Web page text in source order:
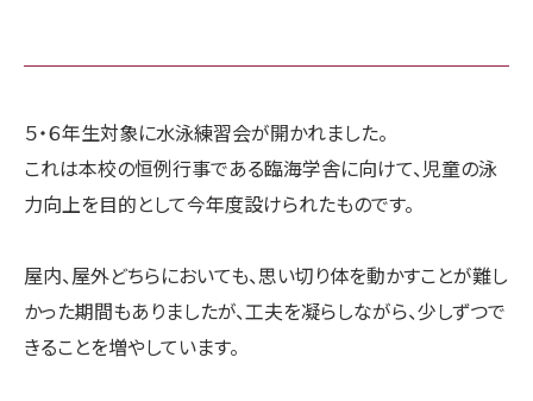
５・６年生対象に水泳練習会が開かれました。
これは本校の恒例行事である臨海学舎に向けて、児童の泳
力向上を目的として今年度設けられたものです。
屋内、屋外どちらにおいても、思い切り体を動かすことが難し
かった期間もありましたが、工夫を凝らしながら、少しずつで
きることを増やしています。